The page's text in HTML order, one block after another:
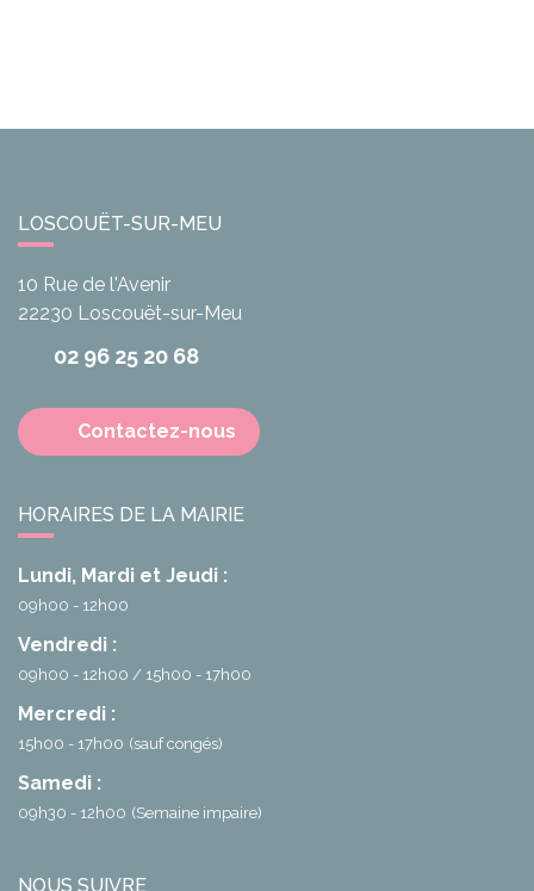
LOSCOUËT-SUR-MEU
10 Rue de l'Avenir
22230 Loscouët-sur-Meu
02 96 25 20 68
Contactez-nous
HORAIRES DE LA MAIRIE
Lundi, Mardi et Jeudi :
09h00 - 12h00
Vendredi :
09h00 - 12h00 15h00 - 17h00
Mercredi :
15h00 - 17h00 (sauf congés)
Samedi :
09h30 - 12h00 (Semaine impaire)
NOUS SUIVRE